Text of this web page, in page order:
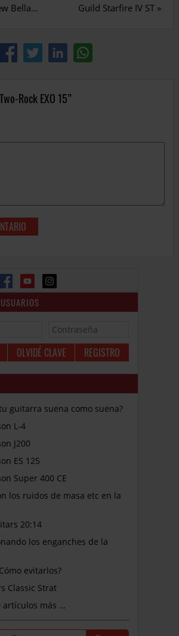
Edition Guild Starfire IV ST »
Two-Rock EXO 15
OLVIDÉ CLAVE REGISTRO
guitarra suena como suena?
L-4
J200
ES 125
Super 400 CE
los ruidos de masa etc en la
20:14
los enganches de la
evitarlos?
Classic Strat
artículos más …